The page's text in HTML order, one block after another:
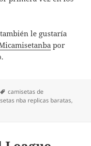
le gustaría
por
Etiquetas
camisetas de
nba replicas baratas,